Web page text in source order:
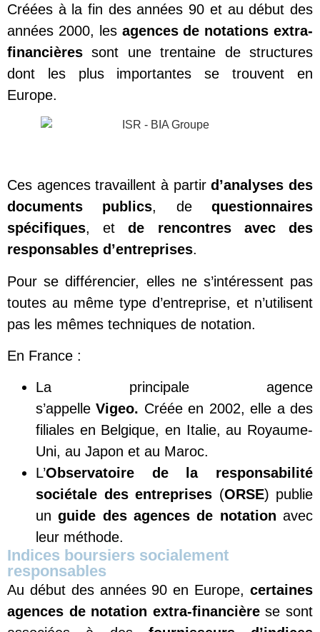
Créées à la fin des années 90 et au début des
années 2000, les agences de notations extra-
financières sont une trentaine de structures
dont les plus importantes se trouvent en
Europe.
Ces agences travaillent à partird’analyses des
documents publics, dequestionnaires
spécifiques, etde rencontres avec des
responsables d’entreprises.
Pour se différencier, elles ne s’intéressent pas
toutes au même type d’entreprise, et n’utilisent
pas les mêmes techniques de notation.
En France :
La principale agence
s’appelleVigeo. Créée en 2002, elle a des
filiales en Belgique, en Italie, au Royaume-
Uni, au Japon et au Maroc.
L’Observatoire de la responsabilité
sociétale des entreprises (ORSE) publie
unguide des agences de notationavec
leur méthode.
Indices boursiers socialement
responsables
Au début des années 90 en Europe, certaines
agences de notation extra-financièrese sont